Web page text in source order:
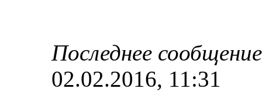
Последнее
02.02.2016, 11:31